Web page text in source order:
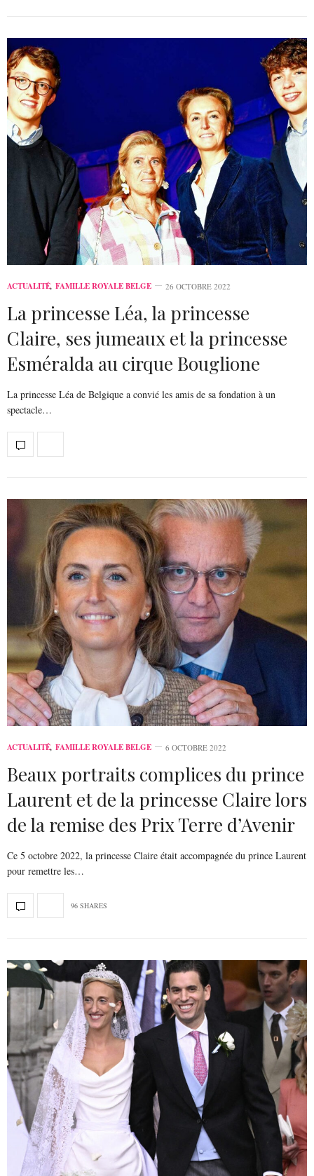
ACTUALITÉ, FAMILLE ROYALE BELGE 26 OCTOBRE 2022
La princesse Léa, la princesse
Claire, ses jumeaux et la princesse
Esméralda au cirque Bouglione
La princesse Léa de Belgique a convié les amis de sa fondation à un
spectacle…
ACTUALITÉ, FAMILLE ROYALE BELGE 6 OCTOBRE 2022
Beaux portraits complices du prince
Laurent et de la princesse Claire lors
de la remise des Prix Terre d’Avenir
Ce 5 octobre 2022, la princesse Claire était accompagnée du prince Laurent
pour remettre les…
96 SHARES